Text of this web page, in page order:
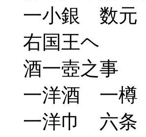
一小銀 数元
右国王ヘ
酒一壺之事
一洋酒 一樽
一洋巾 六条